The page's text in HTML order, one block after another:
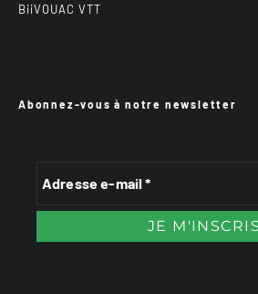
BiiVOUAC VTT
Abonnez-vous à notre newsletter